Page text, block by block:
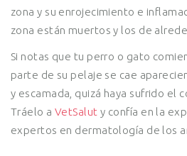
zona y su enrojecimiento e
zona están muertos y los de
Si notas que tu perro o gato
parte de su pelaje se cae
y escamada, quizá haya sufrido el
Tráelo aVetSalut y confía en la
expertos en dermatología de los